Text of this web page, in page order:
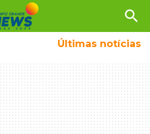
search
Últimas notícias